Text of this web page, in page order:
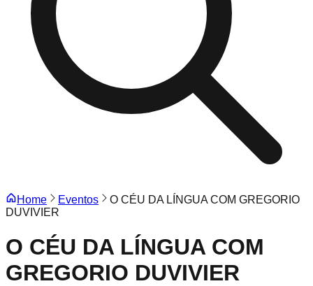
Home Eventos
O CÉU DA LÍNGUA COM GREGORIO
DUVIVIER
O CÉU DA LÍNGUA COM
GREGORIO DUVIVIER